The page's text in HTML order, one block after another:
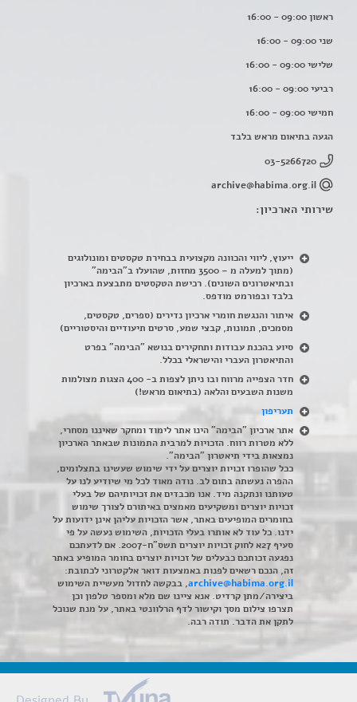
ראשון 09:00 - 16:00
שני 09:00 - 16:00
שלישי 09:00 - 16:00
רביעי 09:00 - 16:00
חמישי 09:00 - 16:00
הגעה בתיאום מראש בלבד
03-5266720
archive@habima.org.il
שירותי הארכיון:
ייעוץ, ליווי והכוונה מקצועית בבחירת טקסטים ומונולוגים
(מתוך למעלה מ – 3500 מחזות, שהועלו ב"הבימה"
ובתיאטרונים השונים). רכישת הטקסטים מתבצעת בארכיון
בלבד ובפורמט מודפס.
איתור והנגשת חומרי ארכיון נדירים (ספרים, טקסטים,
מסמכים, תמונות, קבצי שמע, סרטים תיעודיים והיסטוריים)
סיוע בהכנת עבודות ותחקירים בנושא "הבימה" בפרט
והתיאטרון העברי והישראלי בכלל.
חדר הצפייה מרווח ובו ניתן לצפות ב- 400 הצגות מצולמות
משנות השבעים והלאה (בתיאום מראש!)
תעריפון
אתר ארכיון "הבימה" הינו אתר לימוד ומחקר שאיננו מסחרי,
ללא מטרות רווח. הזכויות למרבית התמונות שבאתר הארכיון
נמצאות בידי תיאטרון "הבימה".
ככל שהופרו זכויות יוצרים על ידי שימוש שעשינו בתצלומים,
ההפרה נעשתה בתום לב. נודה מאוד לכל מי שיודיע לנו על
טעותנו ונתקנה מיד. אנו מכבדים את זכויותיהם של בעלי
זכויות יוצרים ומשקיעים מאמצים באיתורם לצורך שימוש
בחומרים המופיעים באתר, אשר הזכויות עליהן אינן ידועות על
ידנו. כל עוד לא אותרו בעלי הזכויות, השימוש נעשה על פי
סעיף 27א לחוק זכויות יוצרים תשס"ח-2007. אם לדעתכם
נפגעה זכותכם כבעלים של זכויות יוצרים בחומר המופיע באתר
זה, הנכם רשאים לפנות באמצעות דואר אלקטרוני לכתובת:
archive@habima.org.il, בבקשה לחדול מעשיית השימוש
ביצירה/מתן קרדיט. אנא ציינו שם מלא ומספר טלפון וכן
תצרפו צילום מסך וקישור לדף הרלוונטי באתר, על מנת שנוכל
לתקן את הדבר. תודה רבה.